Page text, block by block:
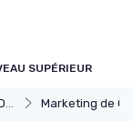
SUPÉRIEUR
Marketing de